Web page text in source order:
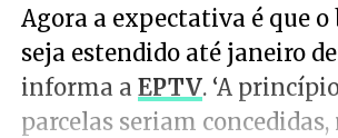
Agora a expectativa é que
seja estendido até janeiro
informa a EPTV. ‘A
parcelas seriam